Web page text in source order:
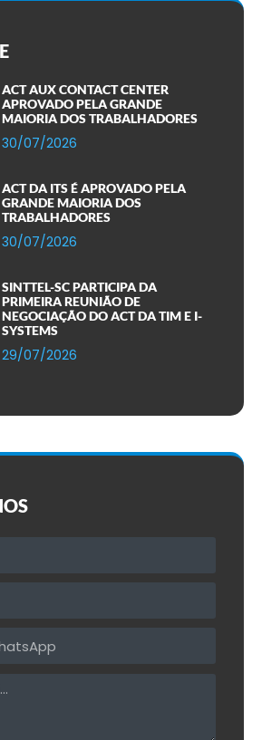
ACT AUX CONTACT CENTER
APROVADO PELA GRANDE
MAIORIA DOS TRABALHADORES
30/07/2026
ACT DA ITS É APROVADO PELA
GRANDE MAIORIA DOS
TRABALHADORES
30/07/2026
SINTTEL-SC PARTICIPA DA
PRIMEIRA REUNIÃO DE
NEGOCIAÇÃO DO ACT DA TIM E I-
SYSTEMS
29/07/2026